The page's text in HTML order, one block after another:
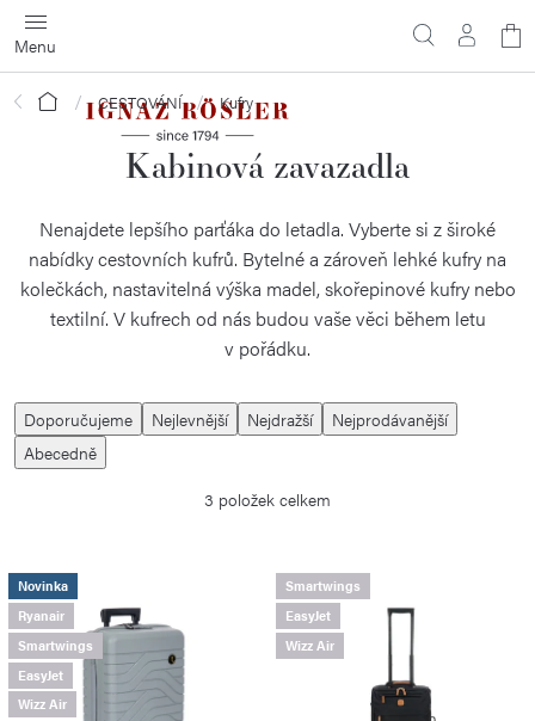
Přejít
na
obsah
Domů CESTOVÁNÍ Kufry
Kabinová zavazadla
Nenajdete lepšího parťáka do letadla. Vyberte si z široké
nabídky cestovních kufrů. Bytelné a zároveň lehké kufry na
kolečkách, nastavitelná výška madel, skořepinové kufry nebo
textilní. V kufrech od nás budou vaše věci během letu
v pořádku.
Ř
a
z
í
p
r
o
Doporučujeme Nejlevnější Nejdražší
Nejprodávanější
Abecedně
3 položek celkem
V
ý
p
i
Novinka
Ryanair
Smartwings
EasyJet
Wizz Air
Smartwings
EasyJet
Wizz Air